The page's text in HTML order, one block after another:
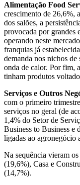
Alimentação Food
crescimento de 26,6%,
dos salões, a
provocada por grandes
operando neste
franquias já
demanda nos nichos de
onda de calor. Por fim,
tinham produtos
Serviços e Outros
com o primeiro
serviços no geral (de
1,4% do Setor de
Business to Business e
ligadas ao agronegócio
Na sequência vieram
(19,6%), Casa e
(14,7%).